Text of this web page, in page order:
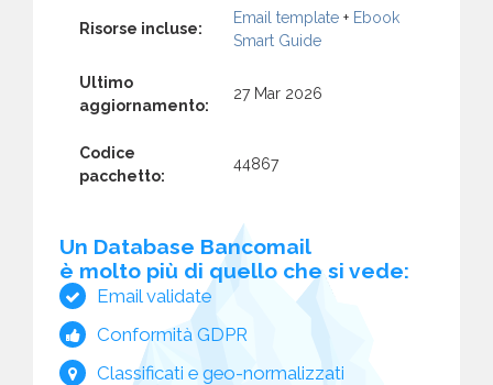
Risorse incluse:
Email template + Ebook
Smart Guide
Ultimo
aggiornamento:
27 Mar 2026
Codice
pacchetto:
44867
Un Database Bancomail
è molto più di quello che si vede:
Email validate
Conformità GDPR
Classificati e geo-normalizzati